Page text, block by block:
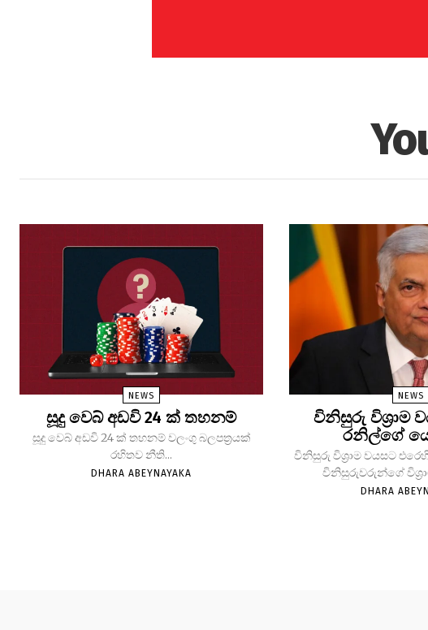
NEWS
සූදු වෙබ් අඩවි 24 ක් තහනම්
සූදු වෙබ් අඩවි 24 ක් තහනම් වලංගු බලපත්‍රයක්
රහිතව නීති...
DHARA ABEYNAYAKA
NEWS
විනිසුරු විශ්‍රාම
රනිල්ගේ
විනිසුරු විශ්‍රාම වයසට
විනිසුරුවරුන්ගේ
DHARA